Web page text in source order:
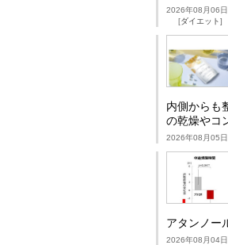
2026年08月06
ダイエット
内側からも
の乾燥やコ
2026年08月05
アタンノー
2026年08月04